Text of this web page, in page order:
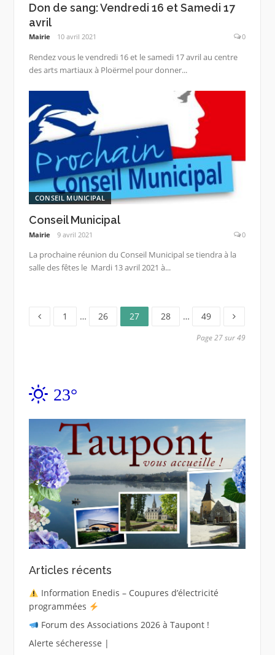
Don de sang: Vendredi 16 et Samedi 17
avril
Mairie 10 avril 2021 0
Rendez vous le vendredi 16 et le samedi 17 avril au centre
des arts martiaux à Ploërmel pour donner...
CONSEIL MUNICIPAL
Conseil Municipal
Mairie 9 avril 2021 0
La prochaine réunion du Conseil Municipal se tiendra à la
salle des fêtes le Mardi 13 avril 2021 à...
Pagination
Page
1 … Page
26 Page
27 Page
28 … Page
49
Page 27 sur 49
23°
Articles récents
Information Enedis – Coupures d’électricité
programmées
Forum des Associations 2026 à Taupont !
Alerte sécheresse |